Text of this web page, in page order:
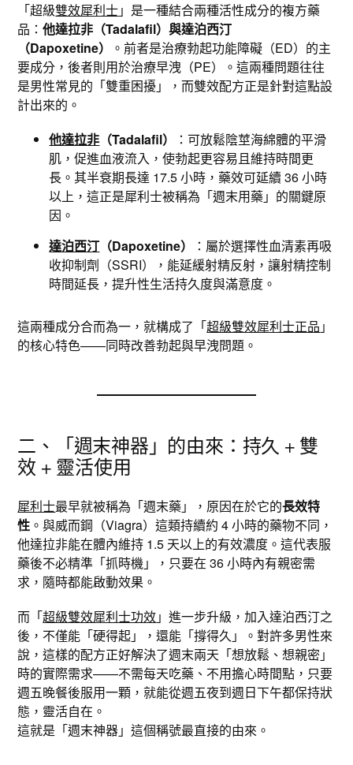
「超級雙效犀利士」是一種結合兩種活性成分的複方藥
品：他達拉非（Tadalafil）與達泊西汀
（Dapoxetine）
。前者是治療勃起功能障礙（ED）的主
要成分，後者則用於治療早洩（PE）。這兩種問題往往
是男性常見的「雙重困擾」，而雙效配方正是針對這點設
計出來的。
他達拉非 （Tadalafil）
：可放鬆陰莖海綿體的平滑
肌，促進血液流入，使勃起更容易且維持時間更
長。其半衰期長達 17.5 小時，藥效可延續 36 小時
以上，這正是犀利士被稱為「週末用藥」的關鍵原
因。
達泊西汀 （Dapoxetine）
：屬於選擇性血清素再吸
收抑制劑（SSRI），能延緩射精反射，讓射精控制
時間延長，提升性生活持久度與滿意度。
這兩種成分合而為一，就構成了「超級雙效犀利士正品 」
的核心特色——同時改善勃起與早洩問題。
二、「週末神器」的由來：持久 + 雙
效 + 靈活使用
犀利士最早就被稱為「週末藥」，原因在於它的長效特
性 。與威而鋼（Viagra）這類持續約 4 小時的藥物不同，
他達拉非能在體內維持 1.5 天以上的有效濃度。這代表服
藥後不必精準「抓時機」，只要在 36 小時內有親密需
求，隨時都能啟動效果。
而「超級雙效犀利士功效」進一步升級，加入達泊西汀之
後，不僅能「硬得起」，還能「撐得久」。對許多男性來
說，這樣的配方正好解決了週末兩天「想放鬆、想親密」
時的實際需求——不需每天吃藥、不用擔心時間點，只要
週五晚餐後服用一顆，就能從週五夜到週日下午都保持狀
態，靈活自在。
這就是「週末神器」這個稱號最直接的由來。